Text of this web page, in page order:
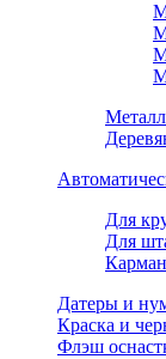
Для
Для
Датеры и
Краска и
Флэш